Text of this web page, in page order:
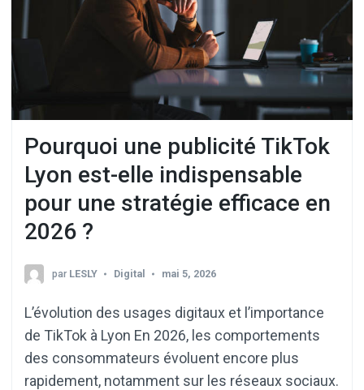
Pourquoi une publicité TikTok
Lyon est-elle indispensable
pour une stratégie efficace en
2026 ?
par LESLY Digital mai 5, 2026
L’évolution des usages digitaux et l’importance
de TikTok à Lyon En 2026, les comportements
des consommateurs évoluent encore plus
rapidement, notamment sur les réseaux sociaux.